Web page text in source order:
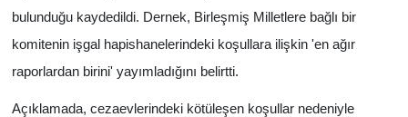
bulunduğu kaydedildi. Dernek, Birleşmiş Milletlere bağlı bir
komitenin işgal hapishanelerindeki koşullara ilişkin 'en ağır
raporlardan birini' yayımladığını belirtti.
Açıklamada, cezaevlerindeki kötüleşen koşullar nedeniyle